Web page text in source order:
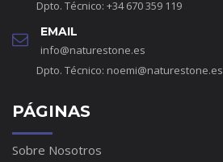
Dpto. Técnico: +34 670 359 119
EMAIL
info@naturestone.es
Dpto. Técnico: noemi@naturestone.es
PÁGINAS
Sobre Nosotros